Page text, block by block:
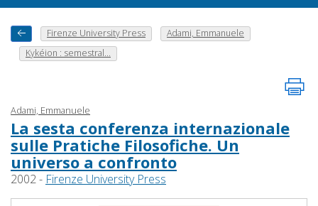
Firenze University Press
Adami, Emmanuele
Kykéion : semestral...
Adami, Emmanuele
La sesta conferenza internazionale
sulle Pratiche Filosofiche. Un
universo a confronto
2002 - Firenze University Press